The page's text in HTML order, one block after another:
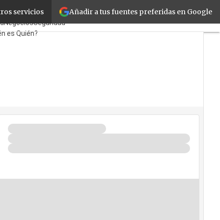
Añadir a tus fuentes preferidas en Google
servicios
TicPymes
Corporate
NegociosSeguridad
es Quién?